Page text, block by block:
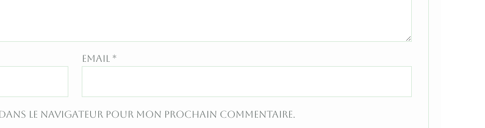
Email *
le navigateur pour mon prochain commentaire.